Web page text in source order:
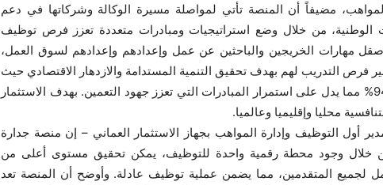
مضيفاً أن المنصة تأتي لمواصلة مسيرة الوكالة وشركاتها في دعم
الوطنية، من خلال وضع استراتيجيات ومبادرات متعددة تعزز فرص توظيف
وصقل مهارات الخريجين والباحثين عن عمل وإعدادهم وإعدادهم لسوق العمل،
فرص التدريب لهم بهدف تحقيق التنمية المستدامة والازدهار الاقتصادي حيث
وصلت نسبة التعمين بالوكالة إلى 94% مما يدل على استمرار المبادرات التي تعزز جهود التعمين. بهدف الاستثمار
محليا وإقليميا وعالميا.
أول التوظيف وإدارة المواهب بجهاز الاستثمار العماني – إن منصة جدارة
خلال وجود محطة رقمية واحدة للتوظيف، يمكن تحقيق مستوى أعلى من
لجميع المتقدمين، مما يضمن عملية توظيف عادلة. وأوضح أن المنصة تعد